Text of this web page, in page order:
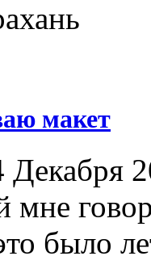
макет
Декабря
было